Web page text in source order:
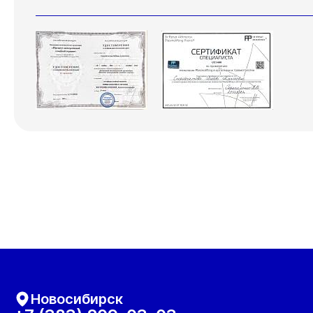
Новосибирск